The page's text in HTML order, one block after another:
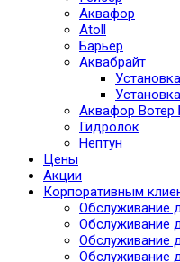
Аквафор
Atoll
Барьер
Аквабрайт
Аквафор Вотер
Гидролок
Нептун
Цены
Акции
Корпоративным
Обслуживание
Обслуживание
Обслуживание
Обслуживание